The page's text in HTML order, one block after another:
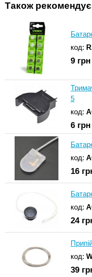
Також
код:
9 грн
5
код:
6 грн
код:
16
код:
24
код:
39